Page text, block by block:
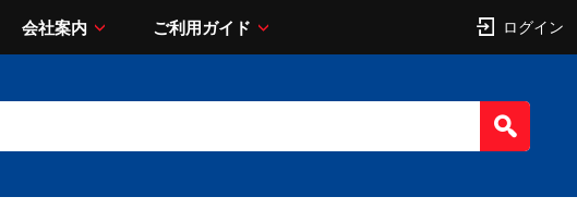
会社案内 ご利用ガイド ログイン